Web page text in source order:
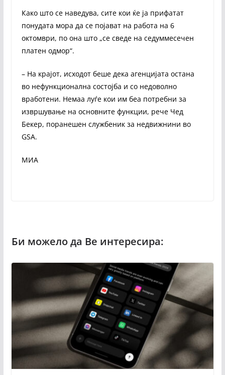
Како што се наведува, сите кои ќе ја прифатат
понудата мора да се појават на работа на 6
октомври, по она што „се сведе на седуммесечен
платен одмор“.
– На крајот, исходот беше дека агенцијата остана
во нефункционална состојба и со недоволно
вработени. Немаа луѓе кои им беа потребни за
извршување на основните функции, рече Чед
Бекер, поранешен службеник за недвижнини во
GSA.
МИА